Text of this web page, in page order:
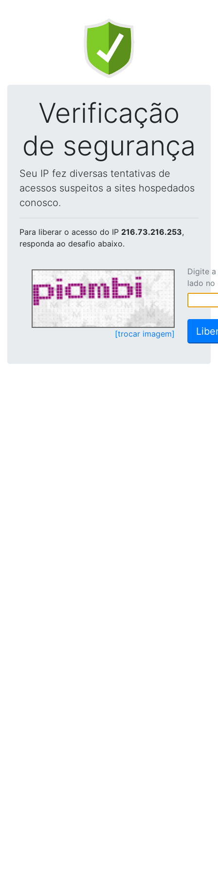
Verificação
de segurança
Seu IP fez diversas tentativas de
acessos suspeitos a sites hospedados
conosco.
Para liberar o acesso do IP 216.73.216.253,
responda ao desafio abaixo.
[trocar imagem]
Digite
lado no